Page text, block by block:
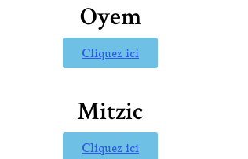
Oyem
Cliquez ici
Mitzic
Cliquez ici